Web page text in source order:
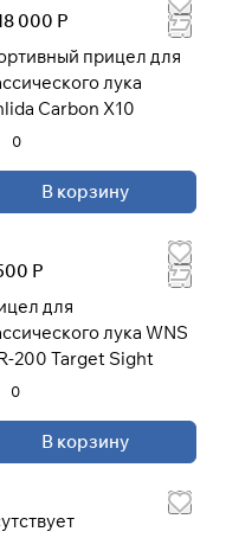
000 Р
прицел для
лука
Carbon X10
0
В корзину
Р
для
лука WNS
200 Target Sight
0
В корзину
2 недели